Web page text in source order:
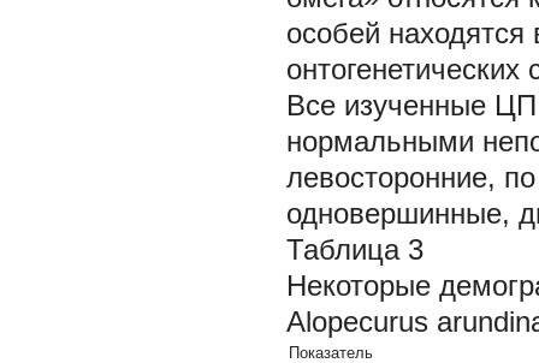
особей
онтогенетических
Все изученные
нормальными
левосторонние,
одновершинные,
Таблица 3
Некоторые
Alopecurus
Показатель